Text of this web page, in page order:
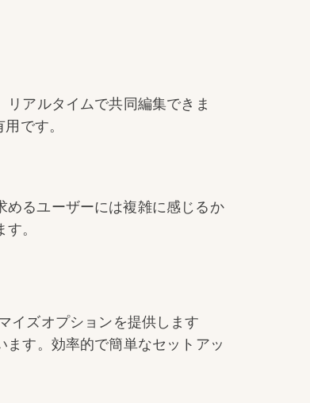
アルタイムで共同編集できま
です。
るユーザーには複雑に感じるか
。
イズオプションを提供します
す。効率的で簡単なセットアッ